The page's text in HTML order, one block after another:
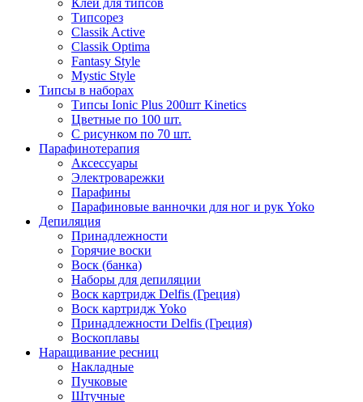
Клей для типсов
Типсорез
Classik Active
Classik Optima
Fantasy Style
Mystic Style
Типсы в наборах
Типсы Ionic Plus 200шт Kinetics
Цветные по 100 шт.
С рисунком по 70 шт.
Парафинотерапия
Аксессуары
Электроварежки
Парафины
Парафиновые ванночки для ног и рук Yoko
Депиляция
Принадлежности
Горячие воски
Воск (банка)
Наборы для депиляции
Воск картридж Delfis (Греция)
Воск картридж Yoko
Принадлежности Delfis (Греция)
Воскоплавы
Наращивание ресниц
Накладные
Пучковые
Штучные